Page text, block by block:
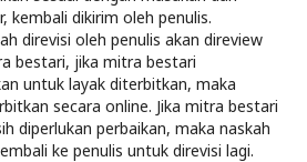
kembali dikirim oleh penulis.
direvisi oleh penulis akan direview
bestari, jika mitra bestari
untuk layak diterbitkan, maka
secara online. Jika mitra bestari
diperlukan perbaikan, maka naskah
ke penulis untuk direvisi lagi.